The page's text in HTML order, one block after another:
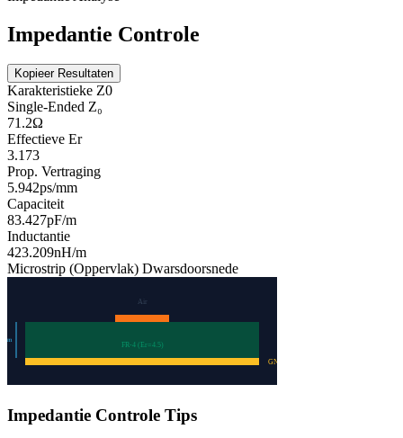
Impedantie Controle
Kopieer Resultaten
Karakteristieke Z0
Single-Ended Z₀
71.2Ω
Effectieve Er
3.173
Prop. Vertraging
5.942ps/mm
Capaciteit
83.427pF/m
Inductantie
423.209nH/m
Microstrip (Oppervlak) Dwarsdoorsnede
FR-4 (Er=4.5)
GND
Air
mm
Impedantie Controle Tips